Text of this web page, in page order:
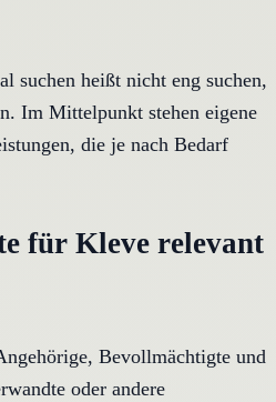
heißt nicht eng suchen,
Im Mittelpunkt stehen eigene
die je nach Bedarf
für Kleve relevant
Bevollmächtigte und
oder andere